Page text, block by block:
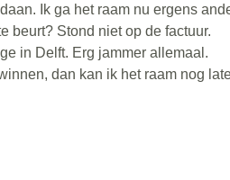
Ik ga het raam nu ergens
beurt? Stond niet op de factuur.
in Delft. Erg jammer allemaal.
dan kan ik het raam nog